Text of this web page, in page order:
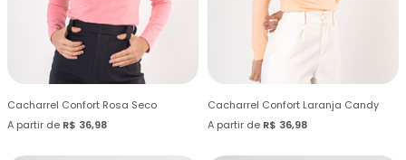
Cacharrel Confort Rosa Seco
A partir de R$ 36,98
Cacharrel Confort Laranja Candy
A partir de R$ 36,98